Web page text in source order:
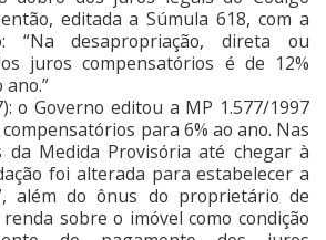
editada a Súmula 618, com a
“Na desapropriação, direta ou
juros compensatórios é de 12%
o Governo editou a MP 1.577/1997
para 6% ao ano. Nas
da Medida Provisória até chegar à
foi alterada para estabelecer a
além do ônus do proprietário de
sobre o imóvel como condição